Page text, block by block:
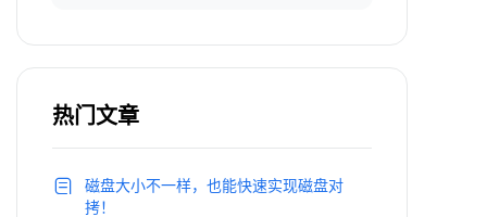
热门文章
磁盘大小不一样，也能快速实现磁盘对
拷！